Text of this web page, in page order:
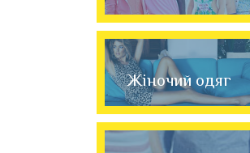
Жіночий одяг